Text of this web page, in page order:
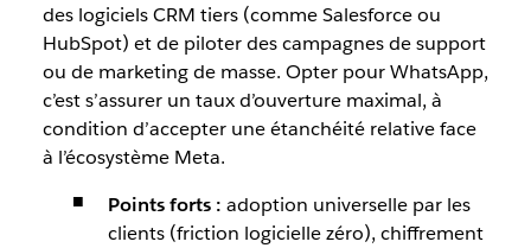
des logiciels CRM tiers (comme Salesforce ou
HubSpot) et de piloter des campagnes de support
ou de marketing de masse. Opter pour WhatsApp,
c’est s’assurer un taux d’ouverture maximal, à
condition d’accepter une étanchéité relative face
à l’écosystème Meta.
Points forts : adoption universelle par les
clients (friction logicielle zéro), chiffrement